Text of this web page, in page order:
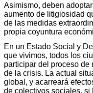
Asimismo, deben
aumento de litigiosidad
de las medidas
propia coyuntura
En un Estado Social y
que vivimos, todos los
participar del proceso
de la crisis. La actual
global, y acarreará
de colectivos sociales,